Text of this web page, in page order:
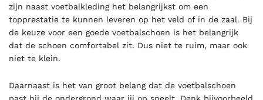
zijn naast voetbalkleding het belangrijkst om een
topprestatie te kunnen leveren op het veld of in de zaal. Bij
de keuze voor een goede voetbalschoen is het belangrijk
dat de schoen comfortabel zit. Dus niet te ruim, maar ook
niet te klein.
Daarnaast is het van groot belang dat de voetbalschoen